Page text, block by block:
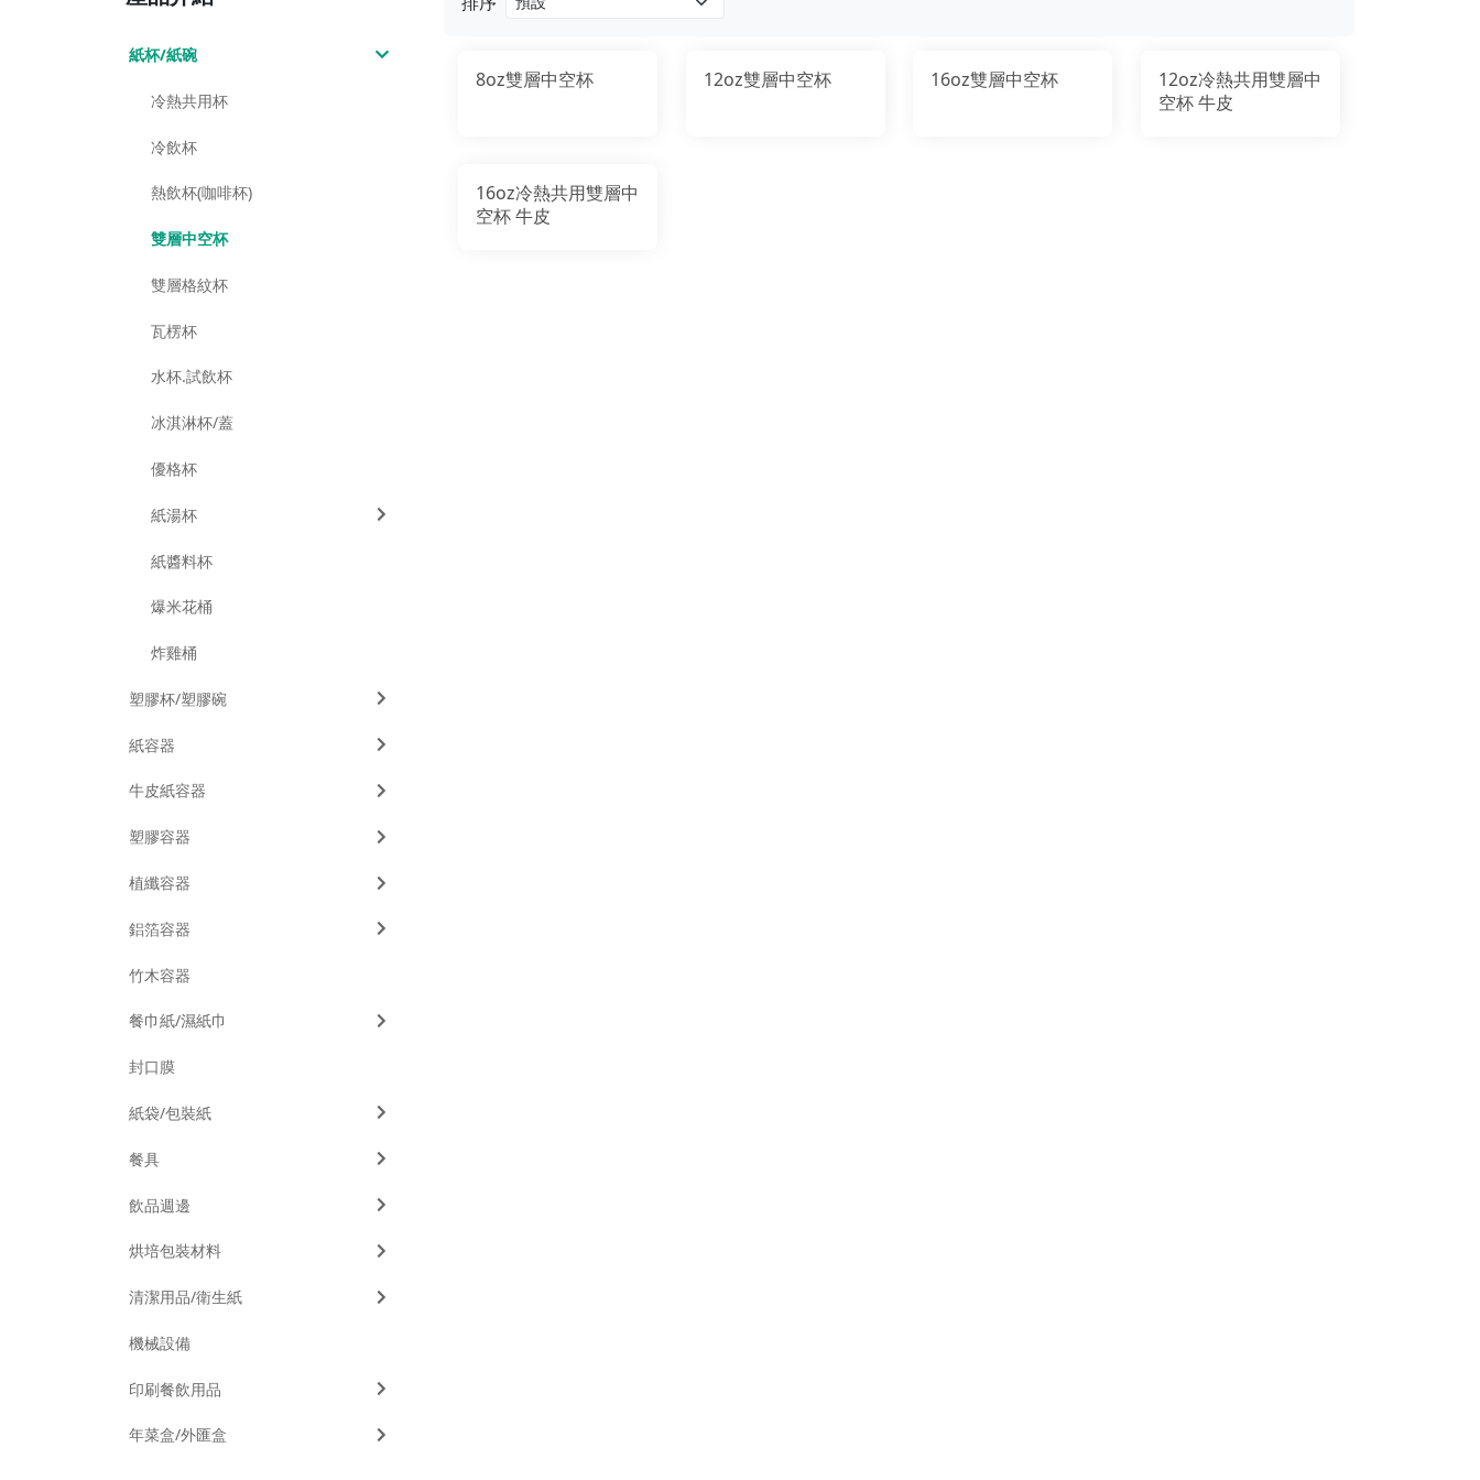
8oz雙層中空杯 12oz雙層中空杯 16oz雙層中空杯
12oz冷熱共用雙層中
空杯 牛皮
16oz冷熱共用雙層中
空杯 牛皮
紙杯/紙碗
冷熱共用杯
冷飲杯
熱飲杯(咖啡杯)
雙層中空杯
雙層格紋杯
瓦楞杯
水杯.試飲杯
冰淇淋杯/蓋
優格杯
紙湯杯
紙醬料杯
爆米花桶
炸雞桶
塑膠杯/塑膠碗
紙容器
牛皮紙容器
塑膠容器
植纖容器
鋁箔容器
竹木容器
餐巾紙/濕紙巾
封口膜
紙袋/包裝紙
餐具
飲品週邊
烘培包裝材料
清潔用品/衛生紙
機械設備
印刷餐飲用品
年菜盒/外匯盒